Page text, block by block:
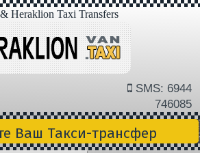
Heraklion Taxi Transfers
SMS: 6944
746085
Ваш Такси-трансфер